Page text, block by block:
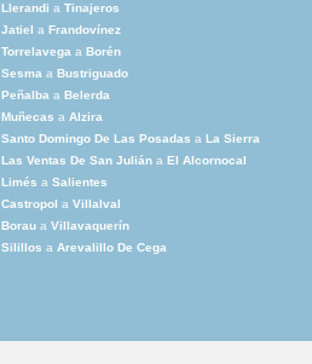
Llerandi a Tinajeros
Jatiel a Frandovínez
Torrelavega a Borén
Sesma a Bustriguado
Peñalba a Belerda
Muñecas a Alzira
Santo Domingo De Las Posadas a La Sierra
Las Ventas De San Julián a El Alcornocal
Limés a Salientes
Castropol a Villalval
Borau a Villavaquerín
Silillos a Arevalillo De Cega